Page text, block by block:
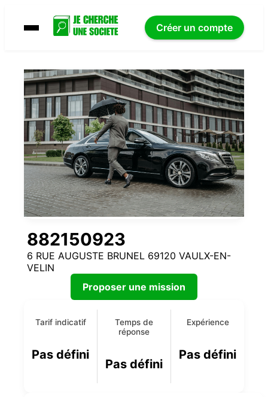
Créer un compte
882150923
6 RUE AUGUSTE BRUNEL 69120 VAULX-EN-
VELIN
Proposer une mission
Tarif indicatif
Pas défini
Temps de
réponse
Pas défini
Expérience
Pas défini